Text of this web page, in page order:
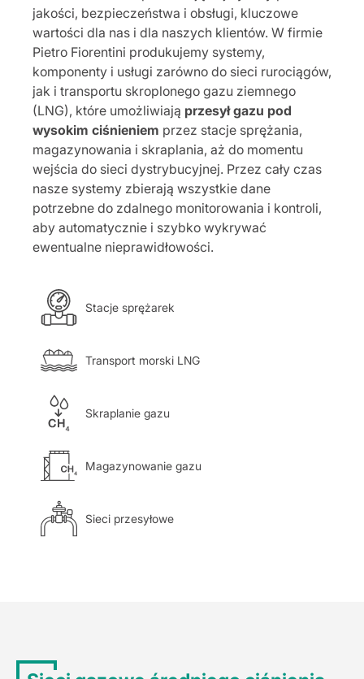
jakości, bezpieczeństwa i obsługi, kluczowe
wartości dla nas i dla naszych klientów. W firmie
Pietro Fiorentini produkujemy systemy,
komponenty i usługi zarówno do sieci rurociągów,
jak i transportu skroplonego gazu ziemnego
(LNG), które umożliwiają przesył gazu pod
wysokim ciśnieniem przez stacje sprężania,
magazynowania i skraplania, aż do momentu
wejścia do sieci dystrybucyjnej. Przez cały czas
nasze systemy zbierają wszystkie dane
potrzebne do zdalnego monitorowania i kontroli,
aby automatycznie i szybko wykrywać
ewentualne nieprawidłowości.
Stacje sprężarek
Transport morski LNG
Skraplanie gazu
Magazynowanie gazu
Sieci przesyłowe